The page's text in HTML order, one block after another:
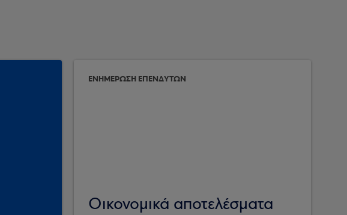
ΕΝΗΜΕΡΩΣΗ ΕΠΕΝΔΥΤΩΝ
Οικονομικά αποτελέσματα